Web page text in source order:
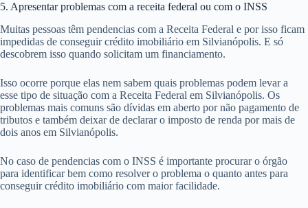
5. Apresentar problemas com a receita federal ou com o INSS
Muitas pessoas têm pendencias com a Receita Federal e por isso ficam
impedidas de conseguir crédito imobiliário em Silvianópolis. E só
descobrem isso quando solicitam um financiamento.
Isso ocorre porque elas nem sabem quais problemas podem levar a
esse tipo de situação com a Receita Federal em Silvianópolis. Os
problemas mais comuns são dívidas em aberto por não pagamento de
tributos e também deixar de declarar o imposto de renda por mais de
dois anos em Silvianópolis.
No caso de pendencias com o INSS é importante procurar o órgão
para identificar bem como resolver o problema o quanto antes para
conseguir crédito imobiliário com maior facilidade.